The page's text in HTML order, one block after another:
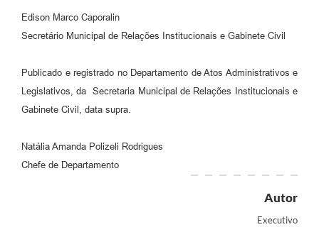
Edison Marco Caporalin
Secretário Municipal de Relações Institucionais e Gabinete Civil
Publicado e registrado no Departamento de Atos Administrativos e
Legislativos, da Secretaria Municipal de Relações Institucionais e
Gabinete Civil, data supra.
Natália Amanda Polizeli Rodrigues
Chefe de Departamento
Autor
Executivo